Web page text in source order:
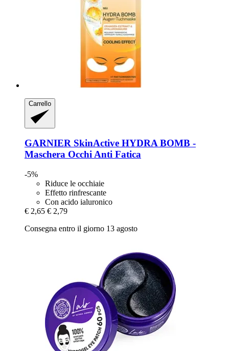
Carrello
GARNIER SkinActive HYDRA BOMB -​
Maschera Occhi Anti Fatica
-5%
Riduce le occhiaie
Effetto rinfrescante
Con acido ialuronico
€ 2,65 € 2,79
Consegna entro il giorno 13 agosto